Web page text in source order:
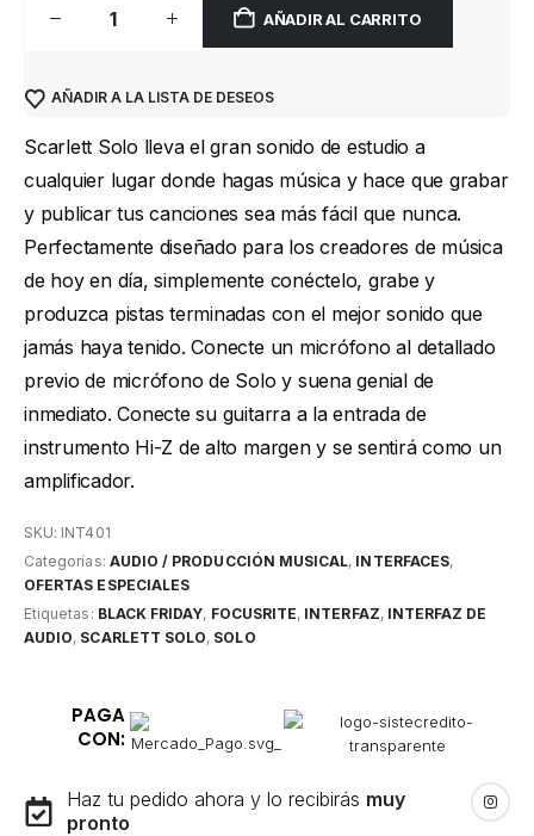
AÑADIR AL CARRITO
AÑADIR A LA LISTA DE DESEOS
Scarlett Solo lleva el gran sonido de estudio a
cualquier lugar donde hagas música y hace que grabar
y publicar tus canciones sea más fácil que nunca.
Perfectamente diseñado para los creadores de música
de hoy en día, simplemente conéctelo, grabe y
produzca pistas terminadas con el mejor sonido que
jamás haya tenido. Conecte un micrófono al detallado
previo de micrófono de Solo y suena genial de
inmediato. Conecte su guitarra a la entrada de
instrumento Hi-Z de alto margen y se sentirá como un
amplificador.
SKU: INT401
Categorías: AUDIO / PRODUCCIÓN MUSICAL, INTERFACES,
OFERTAS ESPECIALES
Etiquetas: BLACK FRIDAY, FOCUSRITE, INTERFAZ, INTERFAZ DE
AUDIO, SCARLETT SOLO, SOLO
PAGA
CON:
Haz tu pedido ahora y lo recibirás muy
pronto